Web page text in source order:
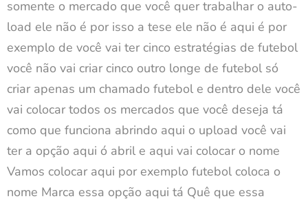
somente o mercado que você quer trabalhar o auto-
load ele não é por isso a tese ele não é aqui é por
exemplo de você vai ter cinco estratégias de futebol
você não vai criar cinco outro longe de futebol só
criar apenas um chamado futebol e dentro dele você
vai colocar todos os mercados que você deseja tá
como que funciona abrindo aqui o upload você vai
ter a opção aqui ó abril e aqui vai colocar o nome
Vamos colocar aqui por exemplo futebol coloca o
nome Marca essa opção aqui tá Quê que essa